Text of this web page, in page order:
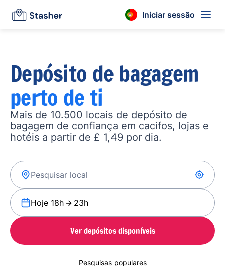
Iniciar sessão
Depósito de bagagem
perto de ti
Mais de 10.500 locais de depósito de
bagagem de confiança em cacifos, lojas e
hotéis a partir de £ 1,49 por dia.
Hoje 18h 23h
Ver depósitos disponíveis
Pesquisas populares